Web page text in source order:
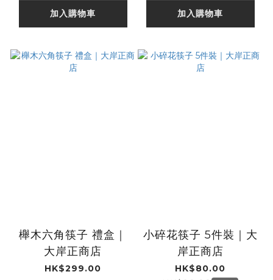
加入購物車 加入購物車
櫸木六角筷子 禮盒｜
大岸正商店
HK$299.00
小碎花筷子 5件裝｜大
岸正商店
HK$80.00